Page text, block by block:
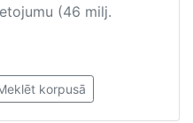
(46 milj.
korpusā